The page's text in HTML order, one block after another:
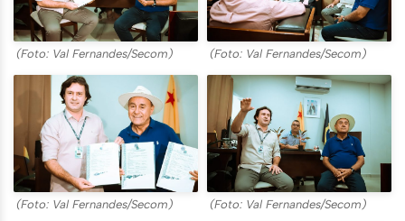
(Foto: Val Fernandes/Secom) (Foto: Val Fernandes/Secom)
(Foto: Val Fernandes/Secom) (Foto: Val Fernandes/Secom)